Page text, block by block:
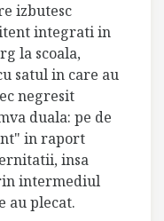
izbutesc
integrati in
la scoala,
satul in care au
negresit
duala: pe de
in raport
insa
intermediul
au plecat.